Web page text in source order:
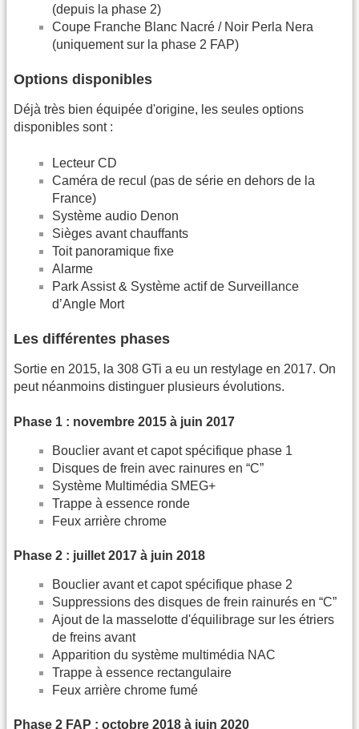
(depuis la phase 2)
Coupe Franche Blanc Nacré / Noir Perla Nera
(uniquement sur la phase 2 FAP)
Options disponibles
Déjà très bien équipée d'origine, les seules options
disponibles sont :
Lecteur CD
Caméra de recul (pas de série en dehors de la
France)
Système audio Denon
Sièges avant chauffants
Toit panoramique fixe
Alarme
Park Assist & Système actif de Surveillance
d’Angle Mort
Les différentes phases
Sortie en 2015, la 308 GTi a eu un restylage en 2017. On
peut néanmoins distinguer plusieurs évolutions.
Phase 1 : novembre 2015 à juin 2017
Bouclier avant et capot spécifique phase 1
Disques de frein avec rainures en “C”
Système Multimédia SMEG+
Trappe à essence ronde
Feux arrière chrome
Phase 2 : juillet 2017 à juin 2018
Bouclier avant et capot spécifique phase 2
Suppressions des disques de frein rainurés en “C”
Ajout de la masselotte d'équilibrage sur les étriers
de freins avant
Apparition du système multimédia NAC
Trappe à essence rectangulaire
Feux arrière chrome fumé
Phase 2 FAP : octobre 2018 à juin 2020